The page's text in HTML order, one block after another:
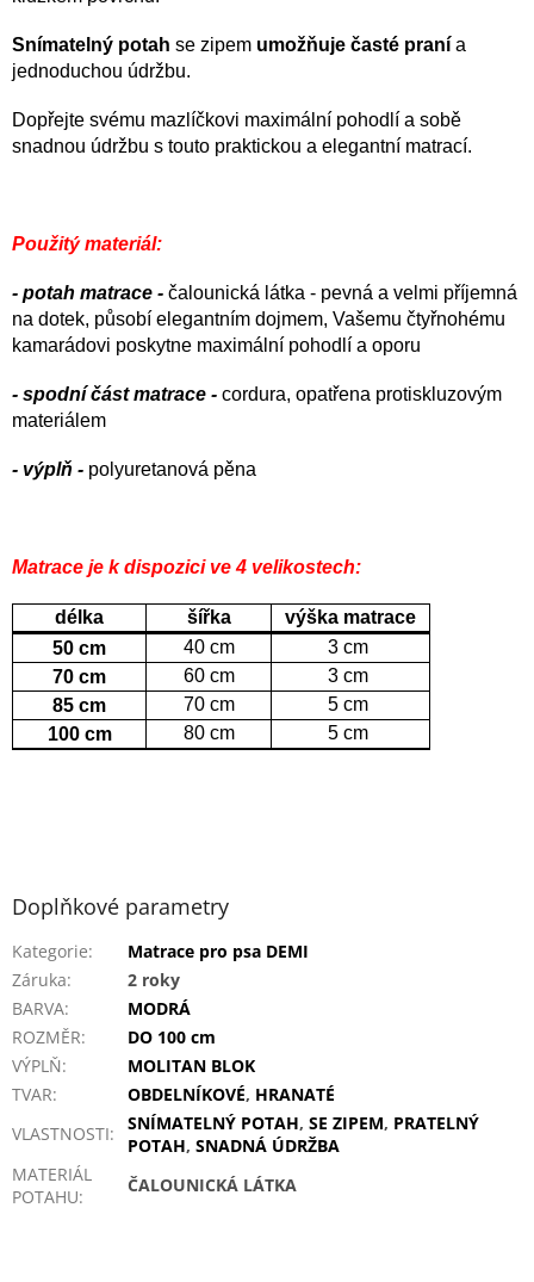
Snímatelný potah se zipem umožňuje časté praní a
jednoduchou údržbu.
Dopřejte svému mazlíčkovi maximální pohodlí a sobě
snadnou údržbu s touto praktickou a elegantní matrací.
Použitý materiál:
- potah matrace - čalounická látka - pevná a velmi příjemná
na dotek, působí elegantním dojmem, Vašemu čtyřnohému
kamarádovi poskytne maximální pohodlí a oporu
- spodní část matrace - cordura, opatřena protiskluzovým
materiálem
- výplň - polyuretanová pěna
Matrace je k dispozici ve 4 velikostech:
délka šířka
výška matrace
50 cm
40 cm
3 cm
70 cm
60 cm
3 cm
85 cm
70 cm
5 cm
100 cm
80 cm 5 cm
Doplňkové parametry
Kategorie:
Matrace pro psa DEMI
Záruka:
2 roky
BARVA:
MODRÁ
ROZMĚR:
DO 100 cm
VÝPLŇ:
MOLITAN BLOK
TVAR: OBDELNÍKOVÉ, HRANATÉ
VLASTNOSTI: SNÍMATELNÝ POTAH, SE ZIPEM, PRATELNÝ
POTAH, SNADNÁ ÚDRŽBA
MATERIÁL
POTAHU:
ČALOUNICKÁ LÁTKA